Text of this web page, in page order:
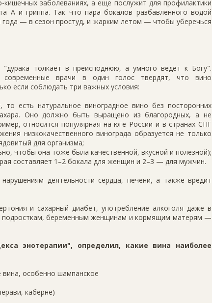
заболеваниях, а еще послужит для профилактики
А и гриппа. Так что пара бокалов разбавленного водой
года — в сезон простуд, и жарким летом — чтобы уберечься
толкает в преисподнюю, а умного ведет к Богу".
современные врачи в один голос твердят, что вино
если соблюдать три важных условия:
есть натуральное виноградное вино без посторонних
Оно должно быть выращено из благородных, а не
относится популярная на юге России и в странах СНГ
низкокачественного винограда образуется не только
для организма;
чтобы она тоже была качественной, вкусной и полезной);
составляет 1–2 бокала для женщин и 2–3 — для мужчин.
деятельности сердца, печени, а также вредит
и сахарный диабет, употребление алкоголя даже в
подросткам, беременным женщинам и кормящим матерям —
энотерапии", определил, какие вина наиболее
вина, особенно шампанское
каберне)